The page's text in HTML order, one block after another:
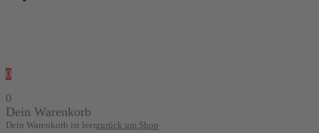
0
0
Dein Warenkorb
Dein Warenkorb ist leerzurück um Shop